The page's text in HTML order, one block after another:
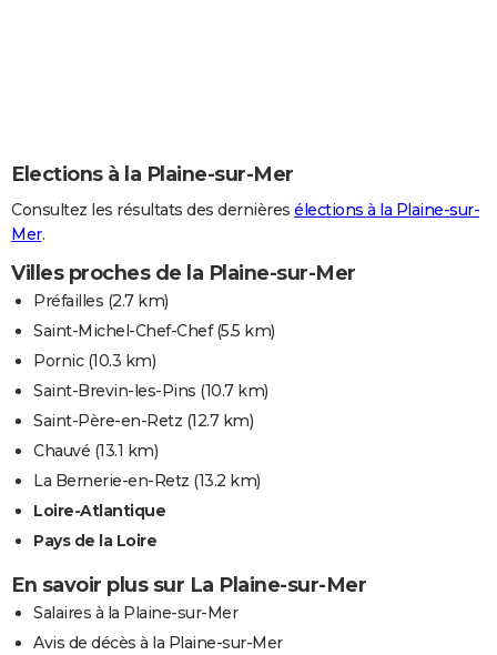
Elections à la Plaine-sur-Mer
Consultez les résultats des dernières élections à la Plaine-sur-
Mer.
Villes proches de la Plaine-sur-Mer
Préfailles (2.7 km)
Saint-Michel-Chef-Chef(5.5 km)
Pornic(10.3 km)
Saint-Brevin-les-Pins (10.7 km)
Saint-Père-en-Retz (12.7 km)
Chauvé (13.1 km)
La Bernerie-en-Retz (13.2 km)
Loire-Atlantique
Pays de la Loire
En savoir plus sur La Plaine-sur-Mer
Salaires à la Plaine-sur-Mer
Avis de décès à la Plaine-sur-Mer